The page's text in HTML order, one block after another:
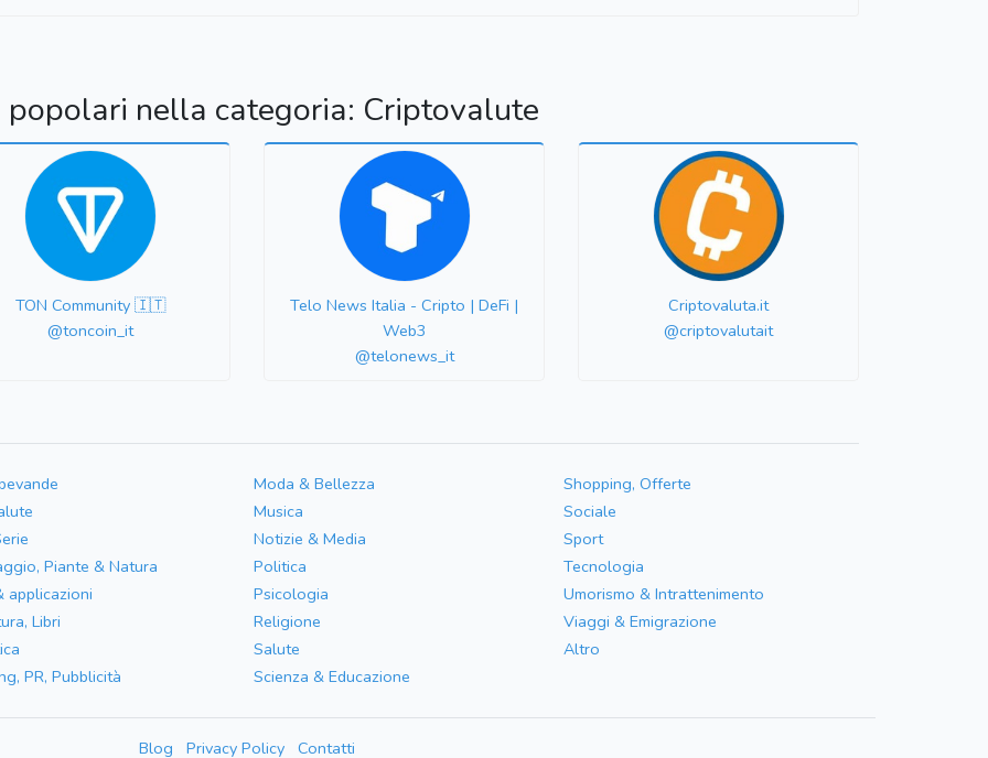
popolari nella categoria: Criptovalute
TON Community 🇮🇹
@toncoin_it
Telo News Italia - Cripto | DeFi |
Web3
@telonews_it
Criptovaluta.it
@criptovalutait
Piante & Natura
applicazioni
Libri
PR, Pubblicità
Moda & Bellezza
Musica
Notizie & Media
Politica
Psicologia
Religione
Salute
Scienza & Educazione
Shopping, Offerte
Sociale
Sport
Tecnologia
Umorismo & Intrattenimento
Viaggi & Emigrazione
Altro
Blog Privacy Policy Contatti